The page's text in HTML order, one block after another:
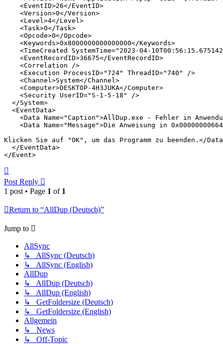
    <EventID>26</EventID>
    <Version>0</Version>
    <Level>4</Level>
    <Task>0</Task>
    <Opcode>0</Opcode>
    <Keywords>0x8000000000000000</Keywords>
<TimeCreated SystemTime="2023-04-
    <EventRecordID>36675</EventRecordID>
    <Correlation />
    <Execution ProcessID="724" ThreadID="740" />
    <Channel>System</Channel>
    <Computer>DESKTOP-4H3JUKA</Computer>
    <Security UserID="S-1-5-18" />
  </System>
  <EventData>
<Data Name="Caption">AllDup.exe - Fehler in
<Data Name="Message">Die Anweisung in
Klicken Sie auf "OK", um das Programm zu beenden.</
  </EventData>
Post Reply
1 post • Page 1 of 1
Return to “AllDup (Deutsch)”
Jump to
AllSync
↳ AllSync (Deutsch)
↳ AllSync (English)
AllDup
↳ AllDup (Deutsch)
↳ AllDup (English)
↳ GetFoldersize (Deutsch)
↳ GetFoldersize (English)
Allgemein
↳ News
↳ Off-Topic